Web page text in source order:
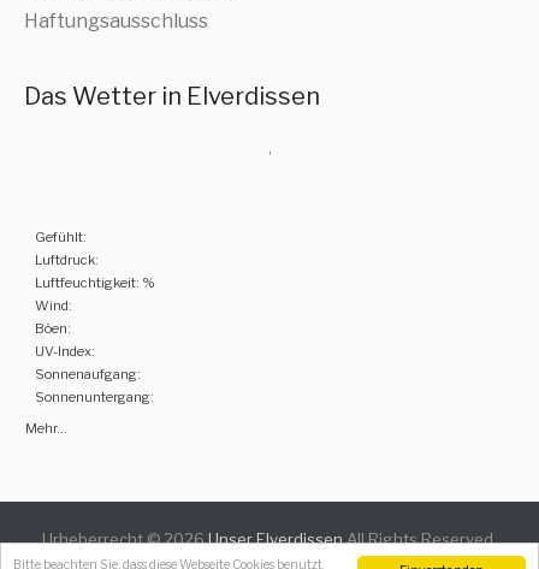
Bitte beachten Sie, dass diese Webseite Cookies benutzt.
Haftungsausschluss
Das Wetter in Elverdissen
,
Gefühlt:
Luftdruck:
Luftfeuchtigkeit: %
Wind:
Böen:
UV-Index:
Sonnenaufgang:
Sonnenuntergang:
Mehr...
Urheberrecht © 2026Unser ElverdissenAll Rights Reserved.